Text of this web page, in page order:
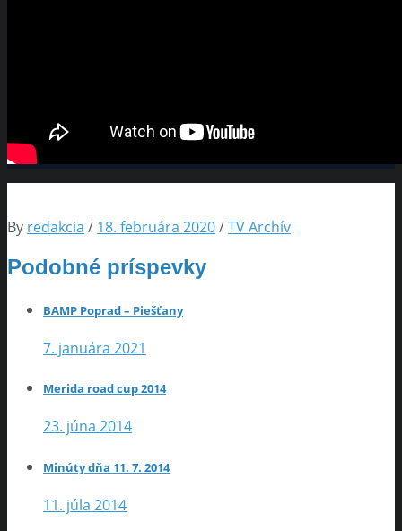
By redakcia / 18. februára 2020/TV Archív
Podobné príspevky
BAMP Poprad – Piešťany
7. januára 2021
Merida road cup 2014
23. júna 2014
Minúty dňa 11. 7. 2014
11. júla 2014